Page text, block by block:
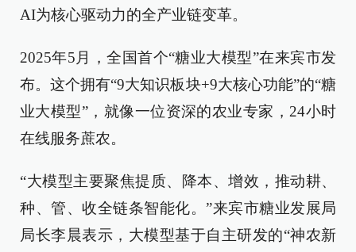
AI为核心驱动力的全产业链变革。
2025年5月，全国首个“糖业大模型”在来宾市发
布。这个拥有“9大知识板块+9大核心功能”的“糖
业大模型”，就像一位资深的农业专家，24小时
在线服务蔗农。
“大模型主要聚焦提质、降本、增效，推动耕、
种、管、收全链条智能化。”来宾市糖业发展局
局长李晨表示，大模型基于自主研发的“神农新